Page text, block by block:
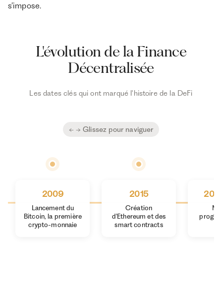
s’impose.
L'évolution de la Finance
Décentralisée
Les dates clés qui ont marqué l'histoire de la DeFi
2009
Lancement du
Bitcoin, la première
crypto-monnaie
2015
Création
d'Ethereum et des
smart contracts